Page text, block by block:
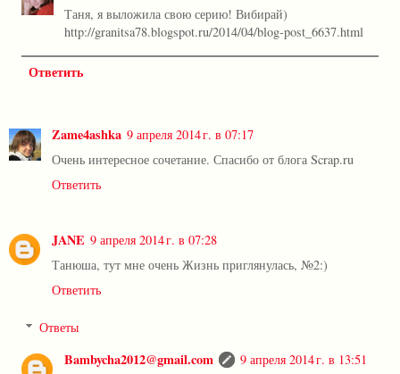
Таня, я выложила свою серию! Вибирай)
http://granitsa78.blogspot.ru/2014/04/blog-post_6637.html
Ответить
Zame4ashka 9 апреля 2014 г. в 07:17
Очень интересное сочетание. Спасибо от блога Scrap.ru
Ответить
JANE 9 апреля 2014 г. в 07:28
Танюша, тут мне очень Жизнь приглянулась, №2:)
Ответить
Ответы
Bambycha2012@gmail.com
9 апреля 2014 г. в 13:51